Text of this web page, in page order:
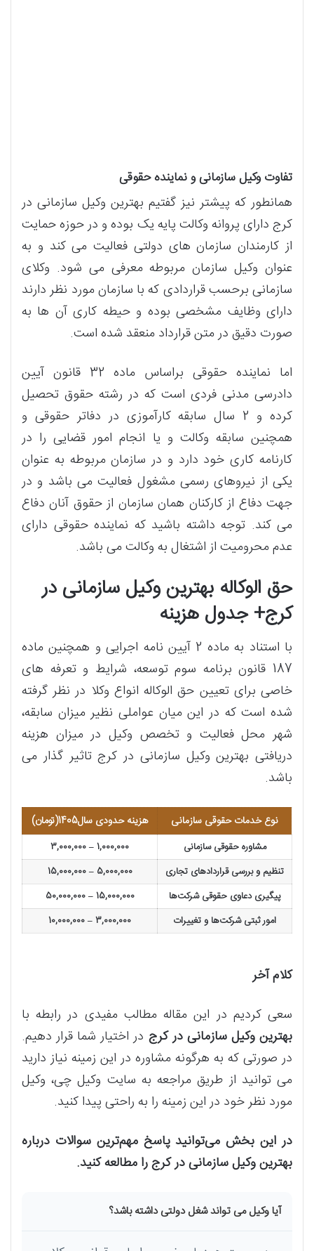
تفاوت وکیل سازمانی و نماینده حقوقی
همانطور که پیشتر نیز گفتیم بهترین وکیل سازمانی در
کرج دارای پروانه وکالت پایه یک بوده و در حوزه حمایت
از کارمندان سازمان های دولتی فعالیت می کند و به
عنوان وکیل سازمان مربوطه معرفی می شود. وکلای
سازمانی برحسب قراردادی که با سازمان مورد نظر دارند
دارای وظایف مشخصی بوده و حیطه کاری آن ها به
صورت دقیق در متن قرارداد منعقد شده است.
اما نماینده حقوقی براساس ماده 32 قانون آیین
دادرسی مدنی فردی است که در رشته حقوق تحصیل
کرده و 2 سال سابقه کارآموزی در دفاتر حقوقی و
همچنین سابقه وکالت و یا انجام امور قضایی را در
کارنامه کاری خود دارد و در سازمان مربوطه به عنوان
یکی از نیروهای رسمی مشغول فعالیت می باشد و در
جهت دفاع از کارکنان همان سازمان از حقوق آنان دفاع
می کند. توجه داشته باشید که نماینده حقوقی دارای
عدم محرومیت از اشتغال به وکالت می باشد.
حق الوکاله بهترین وکیل سازمانی در
کرج+ جدول هزینه
با استناد به ماده 2 آیین نامه اجرایی و همچنین ماده
187 قانون برنامه سوم توسعه، شرایط و تعرفه های
خاصی برای تعیین حق الوکاله انواع وکلا در نظر گرفته
شده است که در این میان عواملی نظیر میزان سابقه،
شهر محل فعالیت و تخصص وکیل در میزان هزینه
دریافتی بهترین وکیل سازمانی در کرج تاثیر گذار می
باشد.
نوع خدمات حقوقی سازمانی هزینه حدودی سال1405(تومان)
مشاوره حقوقی سازمانی
1,000,000 – 3,000,000
تنظیم و بررسی قراردادهای تجاری
5,000,000 – 15,000,000
پیگیری دعاوی حقوقی شرکت‌ها
15,000,000 – 50,000,000
امور ثبتی شرکت‌ها و تغییرات
3,000,000 – 10,000,000
کلام آخر
سعی کردیم در این مقاله مطالب مفیدی در رابطه با
بهترین وکیل سازمانی در کرج در اختیار شما قرار دهیم.
در صورتی که به هرگونه مشاوره در این زمینه نیاز دارید
می توانید از طریق مراجعه به سایت وکیل چی، وکیل
مورد نظر خود در این زمینه را به راحتی پیدا کنید.
در این بخش می‌توانید پاسخ مهم‌ترین سوالات درباره
بهترین وکیل سازمانی در کرج را مطالعه کنید.
آیا وکیل می تواند شغل دولتی داشته باشد؟